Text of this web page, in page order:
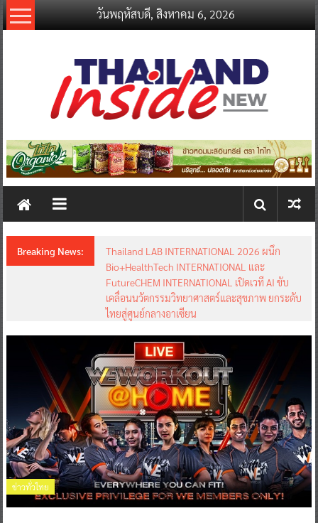
Skip
to
วันพฤหัสบดี, สิงหาคม 6, 2026
thailandinsidenew.com
Thailand
New
Breaking News:
Thailand LAB INTERNATIONAL 2026 ผนึก
Bio+HealthTech INTERNATIONAL และ
FutureCHEM INTERNATIONAL เปิดเวที AI ขับ
เคลื่อนนวัตกรรมวิทยาศาสตร์และสุขภาพ ยกระดับ
ไทยสู่ศูนย์กลางอาเซียน
ข่าวทั่วไทย